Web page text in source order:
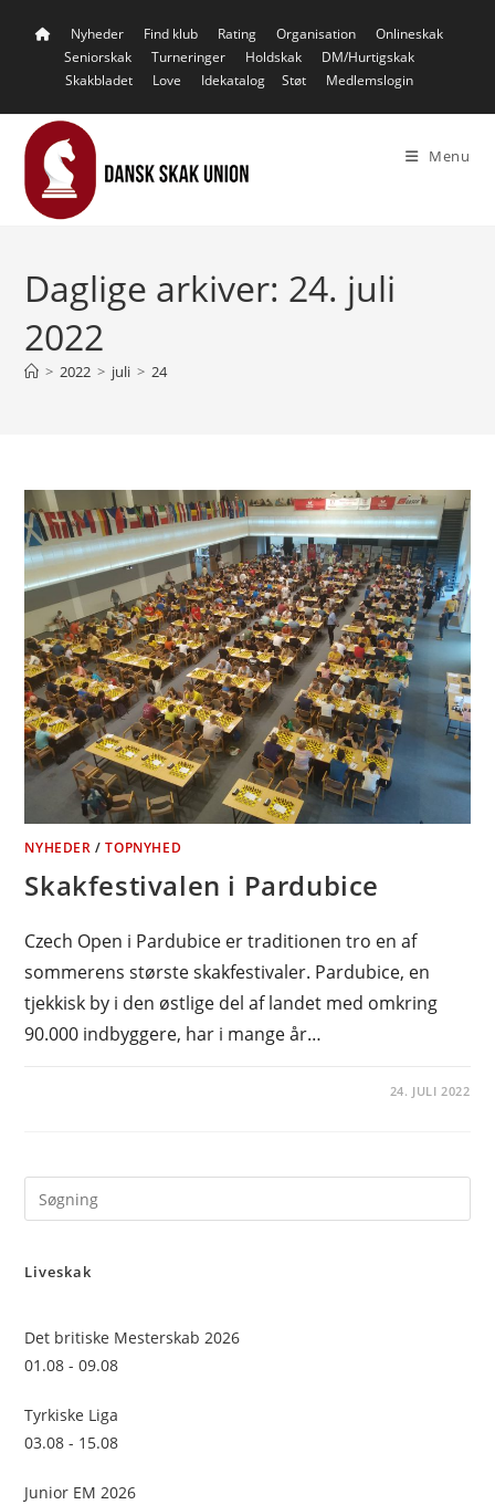
Nyheder Find klub Rating Organisation
Onlineskak
Seniorskak
Turneringer Holdskak
DM/Hurtigskak
Skakbladet
Love Idekatalog Støt Medlemslogin
Menu
Daglige arkiver: 24. juli
2022
> 2022 > juli > 24
NYHEDER /TOPNYHED
Skakfestivalen i Pardubice
Czech Open i Pardubice er traditionen tro en af
sommerens største skakfestivaler. Pardubice, en
tjekkisk by i den østlige del af landet med omkring
90.000 indbyggere, har i mange år…
24. JULI 2022
Liveskak
Det britiske Mesterskab 2026
01.08 - 09.08
Tyrkiske Liga
03.08 - 15.08
Junior EM 2026